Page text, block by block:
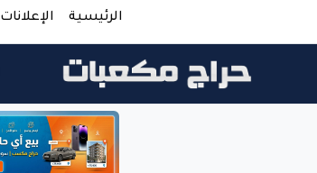
الرئيسية الإعلانات